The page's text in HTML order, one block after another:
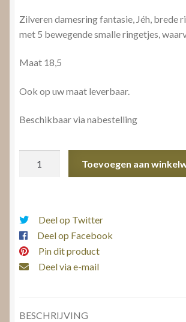
Zilveren damesring fantasie, Jéh, brede
met 5 bewegende smalle ringetjes,
Maat 18,5
Ook op uw maat leverbaar.
Beschikbaar via nabestelling
Toevoegen aan
Deel op Twitter
Deel op Facebook
Pin dit product
Deel via e-mail
BESCHRIJVING